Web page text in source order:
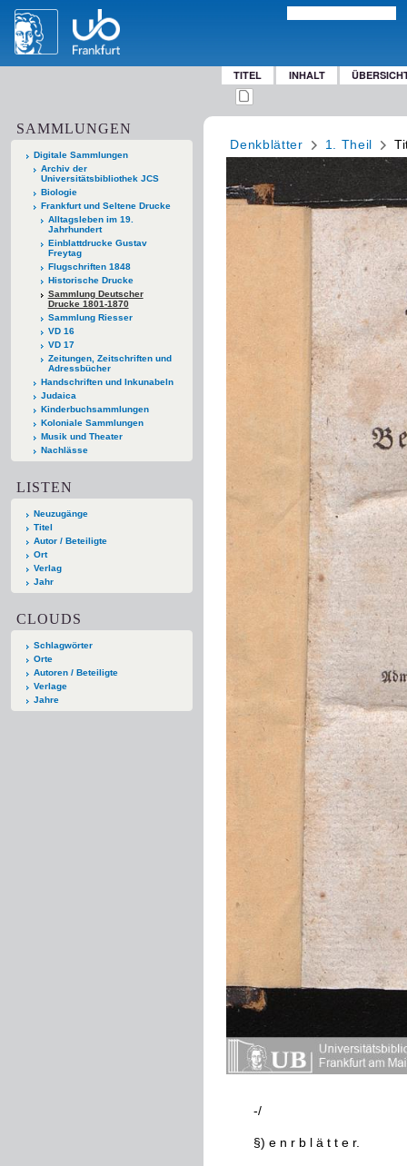
TITEL INHALT
SAMMLUNGEN
Digitale Sammlungen
Archiv der
Universitätsbibliothek JCS
Biologie
Frankfurt und Seltene Drucke
Alltagsleben im 19.
Jahrhundert
Einblattdrucke Gustav
Freytag
Flugschriften 1848
Historische Drucke
Sammlung Deutscher
Drucke 1801-1870
Sammlung Riesser
VD 16
VD 17
Zeitungen, Zeitschriften und
Adressbücher
Handschriften und Inkunabeln
Judaica
Kinderbuchsammlungen
Koloniale Sammlungen
Musik und Theater
Nachlässe
LISTEN
Neuzugänge
Titel
Autor / Beteiligte
Ort
Verlag
Jahr
CLOUDS
Schlagwörter
Orte
Autoren / Beteiligte
Verlage
Jahre
Denkblätter 1. Theil
-/
§) e n r b l ä t t e r.